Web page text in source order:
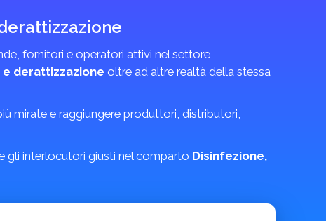
fornitori e operatori attivi nel settore
derattizzazione oltre ad altre realtà della stessa
mirate e raggiungere produttori, distributori,
gli interlocutori giusti nel comparto Disinfezione,